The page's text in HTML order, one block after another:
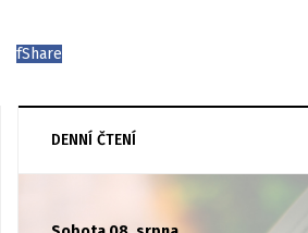
fShare
DENNÍ ČTENÍ